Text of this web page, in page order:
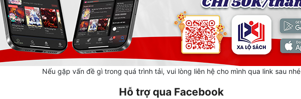
Nếu gặp vấn đề gì trong quá trình tải, vui lòng liên hệ cho mình qua link sau nhé
Hỗ trợ qua Facebook